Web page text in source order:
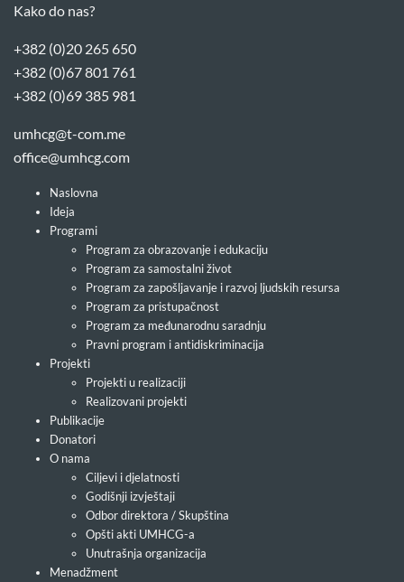
Kako do nas?
+382 (0)20 265 650
+382 (0)67 801 761
+382 (0)69 385 981
umhcg@t-com.me
office@umhcg.com
Naslovna
Ideja
Programi
Program za obrazovanje i edukaciju
Program za samostalni život
Program za zapošljavanje i razvoj ljudskih resursa
Program za pristupačnost
Program za međunarodnu saradnju
Pravni program i antidiskriminacija
Projekti
Projekti u realizaciji
Realizovani projekti
Publikacije
Donatori
O nama
Ciljevi i djelatnosti
Godišnji izvještaji
Odbor direktora / Skupština
Opšti akti UMHCG-a
Unutrašnja organizacija
Menadžment